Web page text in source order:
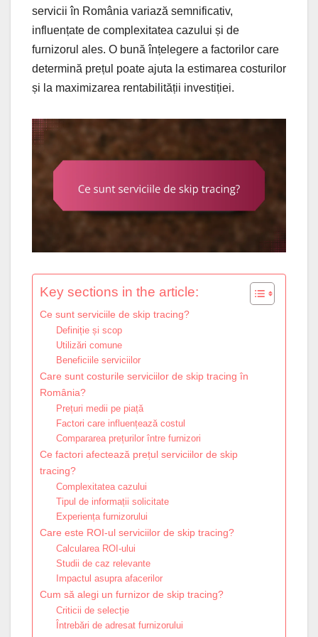
servicii în România variază semnificativ,
influențate de complexitatea cazului și de
furnizorul ales. O bună înțelegere a factorilor care
determină prețul poate ajuta la estimarea costurilor
și la maximizarea rentabilității investiției.
Key sections in the article:
Ce sunt serviciile de skip tracing?
Definiție și scop
Utilizări comune
Beneficiile serviciilor
Care sunt costurile serviciilor de skip tracing în
România?
Prețuri medii pe piață
Factori care influențează costul
Compararea prețurilor între furnizori
Ce factori afectează prețul serviciilor de skip
tracing?
Complexitatea cazului
Tipul de informații solicitate
Experiența furnizorului
Care este ROI-ul serviciilor de skip tracing?
Calcularea ROI-ului
Studii de caz relevante
Impactul asupra afacerilor
Cum să alegi un furnizor de skip tracing?
Criticii de selecție
Întrebări de adresat furnizorului